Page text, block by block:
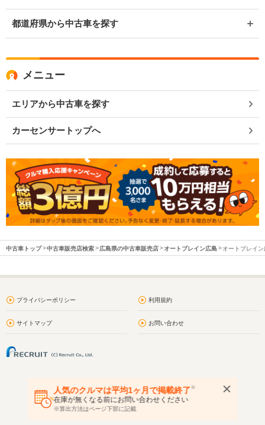
都道府県から中古車を探す
メニュー
エリアから中古車を探す
カーセンサートップへ
中古車トップ 中古車販売店検索 広島県の中古車販売店 オートブレイン広島 オートブレイ
プライバシーポリシー 利用規約
サイトマップ お問い合わせ
人気のクルマは平均1ヶ月で掲載終了※
在庫が無くなる前にお問い合わせください
※算出方法はページ下部に記載